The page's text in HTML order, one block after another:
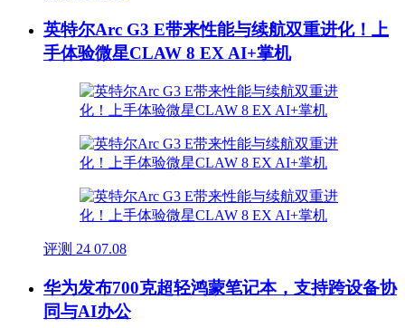
英特尔Arc G3 E带来性能与续航双重进化！上
手体验微星CLAW 8 EX AI+掌机
评测 24 07.08
华为发布700克超轻鸿蒙笔记本，支持跨设备协
同与AI办公